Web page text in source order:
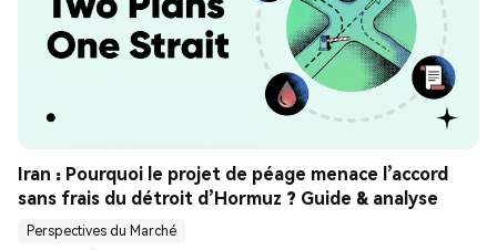
Iran : Pourquoi le projet de péage menace l’accord
sans frais du détroit d’Hormuz ? Guide & analyse
Perspectives du Marché